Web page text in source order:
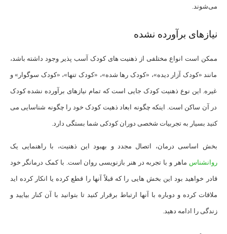
می‌شوند.
نیازهای برآورده نشده
ممکن است انواع مختلفی از ذهنیت های کودک آسب پذیر وجود داشته باشد،
مانند «کودک آزار دیده»، «کودک رها شده»، «کودک تنها»، «کودک سوگوار» و
غیره. این نوع ذهنیت کودک جایی است که تمام نیازهای برآورده نشده کودک
در آن ساکن است. اینکه چگونه ابعاد ذهیت کودک خود را چگونه شناسایی می
کنید بسیار به تجربیات شخصی دوران کودکی شما بستگی دارد.
بخش اساسی درمان، اتصال مجدد و بهبود این ذهنیت، با راهنمایی یک
روانشناس ماهر و با تجربه در هنر بازنویسی روان است. با کمک درمانگر خود
قادر خواهید بود این بخش هایی را که قبلاً آنها را قطع کرده یا انکار کرده اید
ملاقات کرده و دوباره با آنها ارتباط برقرار کنید تا بتوانید با آن کنار بیایید و
زندگی را ادامه دهید.